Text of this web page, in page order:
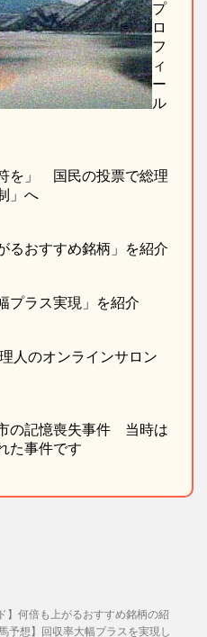
プ
ロ
フ
ィ
ー
ル
を」 国民の投票で総理
」へ
るおすすめ銘柄」を紹介
プラス実現」を紹介
人のオンラインサロン
の記憶喪失事件 当時は
た事件です
】何倍も上がるおすすめ銘柄の紹
予想】回収率大幅プラスを実現し